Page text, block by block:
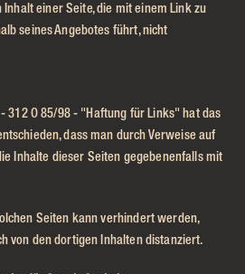
einer Seite, die mit einem Link zu
seines Angebotes führt, nicht
312 O 85/98 - "Haftung für Links" hat das
dass man durch Verweise auf
Inhalte dieser Seiten gegebenenfalls mit
Seiten kann verhindert werden,
von den dortigen Inhalten distanziert.